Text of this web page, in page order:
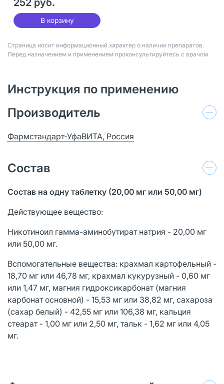
В корзину
Страница носит информационный характер о наличии препаратов.
Перед назначением и применением проконсультируйтесь с врачом
Инструкция по применению
Производитель
Фармстандарт-УфаВИТА, Россия
Состав
Состав на одну таблетку (20,00 мг или 50,00 мг)
Действующее вещество:
Никотиноил гамма-аминобутират натрия - 20,00 мг
или 50,00 мг.
Вспомогательные вещества: крахмал картофельный -
18,70 мг или 46,78 мг, крахмал кукурузный - 0,60 мг
или 1,47 мг, магния гидроксикарбонат (магния
карбонат основной) - 15,53 мг или 38,82 мг, сахароза
(сахар белый) - 42,55 мг или 106,38 мг, кальция
стеарат - 1,00 мг или 2,50 мг, тальк - 1,62 мг или 4,05
мг.